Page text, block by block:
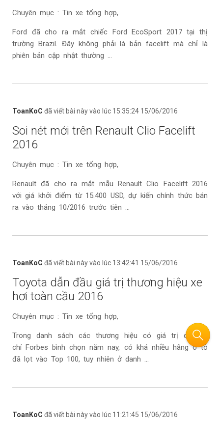
Chuyên mục : Tin xe tổng hợp,
Ford đã cho ra mắt chiếc Ford EcoSport 2017 tại thị
trường Brazil. Đây không phải là bản facelift mà chỉ là
phiên bản cập nhật thường ...
ToanKoC đã viết bài này vào lúc 15:35:24 15/06/2016
Soi nét mới trên Renault Clio Facelift
2016
Chuyên mục : Tin xe tổng hợp,
Renault đã cho ra mắt mẫu Renault Clio Facelift 2016
với giá khởi điểm từ 15.400 USD, dự kiến chính thức bán
ra vào tháng 10/2016 trước tiên ...
ToanKoC đã viết bài này vào lúc 13:42:41 15/06/2016
Toyota dẫn đầu giá trị thương hiệu xe
hơi toàn cầu 2016
Chuyên mục : Tin xe tổng hợp,
Trong danh sách các thương hiệu có giá trị do tạp
chí Forbes bình chọn năm nay, có khá nhiều hãng ô tô
đã lọt vào Top 100, tuy nhiên ở danh ...
ToanKoC đã viết bài này vào lúc 11:21:45 15/06/2016